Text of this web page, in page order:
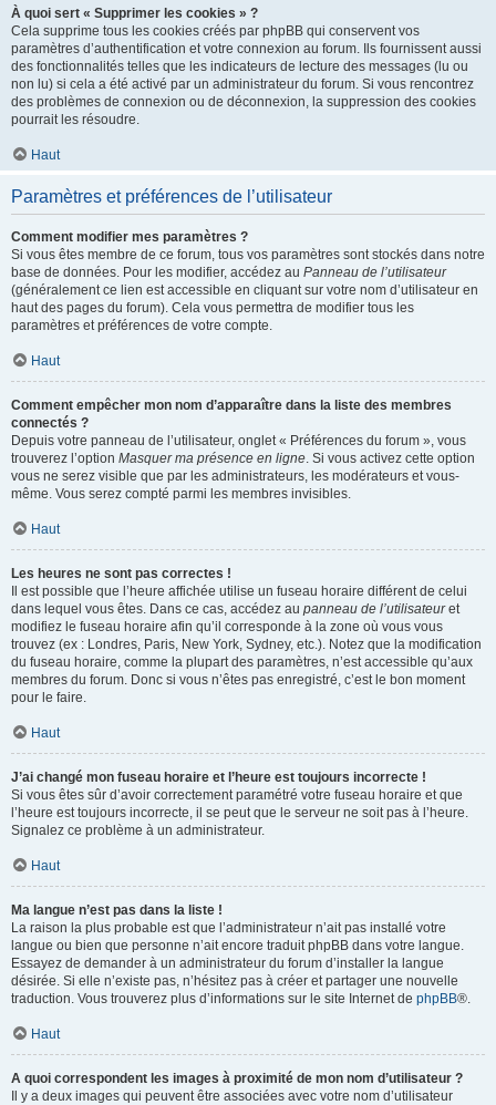
À quoi sert « Supprimer les cookies » ?
Cela supprime tous les cookies créés par phpBB qui conservent vos
paramètres d’authentification et votre connexion au forum. Ils fournissent aussi
des fonctionnalités telles que les indicateurs de lecture des messages (lu ou
non lu) si cela a été activé par un administrateur du forum. Si vous rencontrez
des problèmes de connexion ou de déconnexion, la suppression des cookies
pourrait les résoudre.
Haut
Paramètres et préférences de l’utilisateur
Comment modifier mes paramètres ?
Si vous êtes membre de ce forum, tous vos paramètres sont stockés dans notre
base de données. Pour les modifier, accédez au Panneau de l’utilisateur
(généralement ce lien est accessible en cliquant sur votre nom d’utilisateur en
haut des pages du forum). Cela vous permettra de modifier tous les
paramètres et préférences de votre compte.
Haut
Comment empêcher mon nom d’apparaître dans la liste des membres
connectés ?
Depuis votre panneau de l’utilisateur, onglet « Préférences du forum », vous
trouverez l’option Masquer ma présence en ligne. Si vous activez cette option
vous ne serez visible que par les administrateurs, les modérateurs et vous-
même. Vous serez compté parmi les membres invisibles.
Haut
Les heures ne sont pas correctes !
Il est possible que l’heure affichée utilise un fuseau horaire différent de celui
dans lequel vous êtes. Dans ce cas, accédez au panneau de l’utilisateuret
modifiez le fuseau horaire afin qu’il corresponde à la zone où vous vous
trouvez (ex : Londres, Paris, New York, Sydney, etc.). Notez que la modification
du fuseau horaire, comme la plupart des paramètres, n’est accessible qu’aux
membres du forum. Donc si vous n’êtes pas enregistré, c’est le bon moment
pour le faire.
Haut
J’ai changé mon fuseau horaire et l’heure est toujours incorrecte !
Si vous êtes sûr d’avoir correctement paramétré votre fuseau horaire et que
l’heure est toujours incorrecte, il se peut que le serveur ne soit pas à l’heure.
Signalez ce problème à un administrateur.
Haut
Ma langue n’est pas dans la liste !
La raison la plus probable est que l’administrateur n’ait pas installé votre
langue ou bien que personne n’ait encore traduit phpBB dans votre langue.
Essayez de demander à un administrateur du forum d’installer la langue
désirée. Si elle n’existe pas, n’hésitez pas à créer et partager une nouvelle
traduction. Vous trouverez plus d’informations sur le site Internet de phpBB®.
Haut
A quoi correspondent les images à proximité de mon nom d’utilisateur ?
Il y a deux images qui peuvent être associées avec votre nom d’utilisateur